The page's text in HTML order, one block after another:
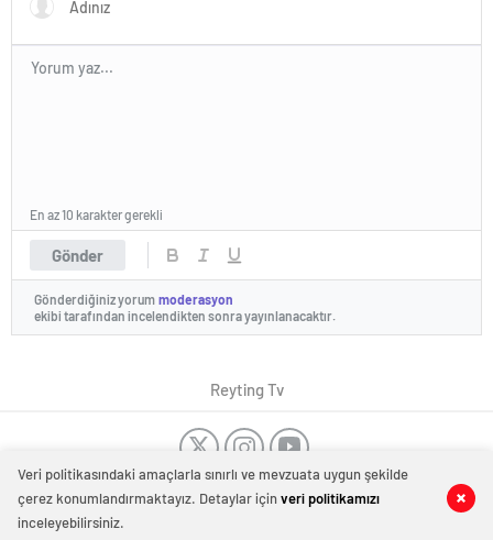
Haber Merkezi
0 0
Gönder
En az 10 karakter gerekli
Gönderdiğiniz yorum moderasyon
ekibi tarafından incelendikten sonra yayınlanacaktır.
Reyting Tv
Veri politikasındaki amaçlarla sınırlı ve mevzuata uygun şekilde
çerez konumlandırmaktayız. Detaylar içinveri politikamızı
inceleyebilirsiniz.
Dost SitelerTanıtım Yazısı -Düğün Dansı Kursu-Dans Kursu
Bakırköy
-Kombi tamiri İstanbul Kombi servisi İstanbul
Evden
eve nakliyat -German baby formula